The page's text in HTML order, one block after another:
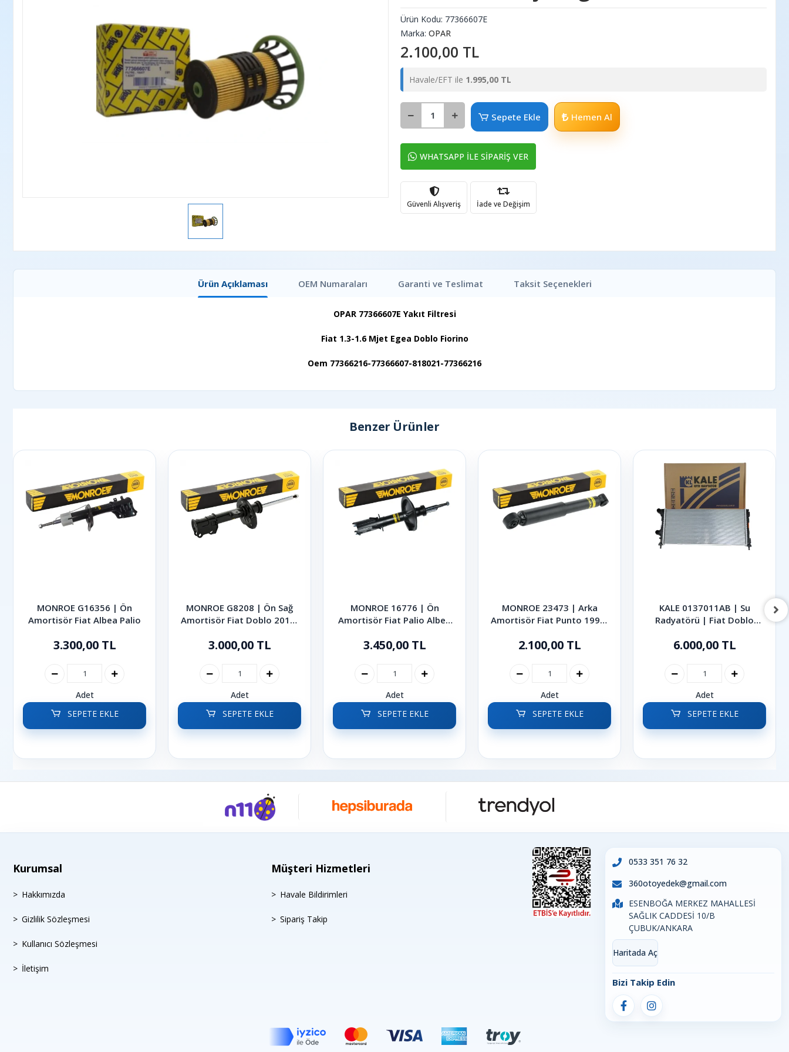
Ürün Kodu: 77366607E
Marka: OPAR
2.100,00 TL
Havale/EFT ile 1.995,00 TL
Sepete Ekle Hemen Al
WHATSAPP İLE SİPARİŞ VER
Güvenli Alışveriş İade ve Değişim
Ürün Açıklaması Garanti ve Teslimat Taksit Seçenekleri
OEM Numaraları
OPAR 77366607E Yakıt Filtresi
Fiat 1.3-1.6 Mjet Egea Doblo Fiorino
Oem 77366216-77366607-818021-77366216
Benzer Ürünler
MONROE G16356 | Ön
Amortisör Fiat Albea Palio
3.300,00 TL
Adet
SEPETE EKLE
MONROE G8208 | Ön Sağ
Amortisör Fiat Doblo 2010-
3.000,00 TL
Adet
SEPETE EKLE
MONROE 16776 | Ön
Amortisör Fiat Palio Albea
3.450,00 TL
Adet
SEPETE EKLE
MONROE 23473 | Arka
Amortisör Fiat Punto 1999-
2.100,00 TL
Adet
SEPETE EKLE
KALE 0137011AB | Su
Radyatörü | Fiat Doblo
6.000,00 TL
Adet
SEPETE EKLE
Kurumsal
Hakkımızda
Gizlilik Sözleşmesi
Kullanıcı Sözleşmesi
İletişim
Müşteri Hizmetleri
Havale Bildirimleri
Sipariş Takip
0533 351 76 32
360otoyedek@gmail.com
ESENBOĞA MERKEZ MAHALLESİ
SAĞLIK CADDESİ 10/B
ÇUBUK/ANKARA
Haritada Aç
Bizi Takip Edin